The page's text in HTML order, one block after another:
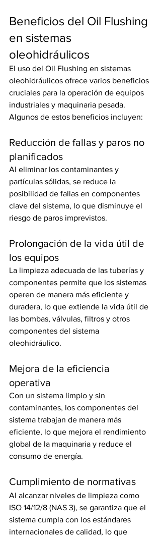
Beneficios del Oil Flushing
en sistemas
oleohidráulicos
El uso del Oil Flushing en sistemas
oleohidráulicos ofrece varios beneficios
cruciales para la operación de equipos
industriales y maquinaria pesada.
Algunos de estos beneficios incluyen:
Reducción de fallas y paros no
planificados
Al eliminar los contaminantes y
partículas sólidas, se reduce la
posibilidad de fallas en componentes
clave del sistema, lo que disminuye el
riesgo de paros imprevistos.
Prolongación de la vida útil de
los equipos
La limpieza adecuada de las tuberías y
componentes permite que los sistemas
operen de manera más eficiente y
duradera, lo que extiende la vida útil de
las bombas, válvulas, filtros y otros
componentes del sistema
oleohidráulico.
Mejora de la eficiencia
operativa
Con un sistema limpio y sin
contaminantes, los componentes del
sistema trabajan de manera más
eficiente, lo que mejora el rendimiento
global de la maquinaria y reduce el
consumo de energía.
Cumplimiento de normativas
Al alcanzar niveles de limpieza como
ISO 14/12/8 (NAS 3), se garantiza que el
sistema cumpla con los estándares
internacionales de calidad, lo que